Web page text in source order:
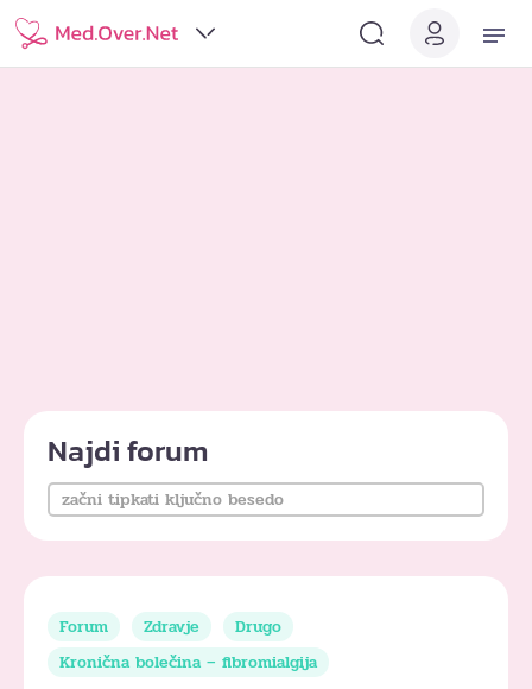
Najdi forum
Forum Zdravje
Drugo
Kronična bolečina – fibromialgija